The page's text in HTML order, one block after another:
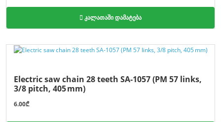
კალათაში დამატება
Electric saw chain 28 teeth SA-1057 (PM 57 links,
3/8 pitch, 405 mm)
6.00₾